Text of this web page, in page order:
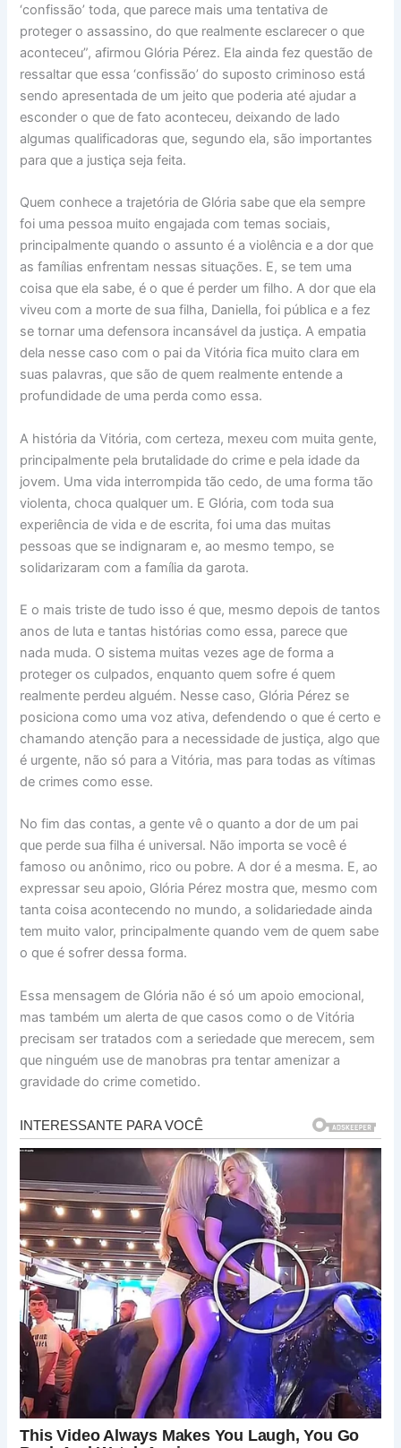
‘confissão’ toda, que parece mais uma tentativa de
proteger o assassino, do que realmente esclarecer o que
aconteceu”, afirmou Glória Pérez. Ela ainda fez questão de
ressaltar que essa ‘confissão’ do suposto criminoso está
sendo apresentada de um jeito que poderia até ajudar a
esconder o que de fato aconteceu, deixando de lado
algumas qualificadoras que, segundo ela, são importantes
para que a justiça seja feita.
Quem conhece a trajetória de Glória sabe que ela sempre
foi uma pessoa muito engajada com temas sociais,
principalmente quando o assunto é a violência e a dor que
as famílias enfrentam nessas situações. E, se tem uma
coisa que ela sabe, é o que é perder um filho. A dor que ela
viveu com a morte de sua filha, Daniella, foi pública e a fez
se tornar uma defensora incansável da justiça. A empatia
dela nesse caso com o pai da Vitória fica muito clara em
suas palavras, que são de quem realmente entende a
profundidade de uma perda como essa.
A história da Vitória, com certeza, mexeu com muita gente,
principalmente pela brutalidade do crime e pela idade da
jovem. Uma vida interrompida tão cedo, de uma forma tão
violenta, choca qualquer um. E Glória, com toda sua
experiência de vida e de escrita, foi uma das muitas
pessoas que se indignaram e, ao mesmo tempo, se
solidarizaram com a família da garota.
E o mais triste de tudo isso é que, mesmo depois de tantos
anos de luta e tantas histórias como essa, parece que
nada muda. O sistema muitas vezes age de forma a
proteger os culpados, enquanto quem sofre é quem
realmente perdeu alguém. Nesse caso, Glória Pérez se
posiciona como uma voz ativa, defendendo o que é certo e
chamando atenção para a necessidade de justiça, algo que
é urgente, não só para a Vitória, mas para todas as vítimas
de crimes como esse.
No fim das contas, a gente vê o quanto a dor de um pai
que perde sua filha é universal. Não importa se você é
famoso ou anônimo, rico ou pobre. A dor é a mesma. E, ao
expressar seu apoio, Glória Pérez mostra que, mesmo com
tanta coisa acontecendo no mundo, a solidariedade ainda
tem muito valor, principalmente quando vem de quem sabe
o que é sofrer dessa forma.
Essa mensagem de Glória não é só um apoio emocional,
mas também um alerta de que casos como o de Vitória
precisam ser tratados com a seriedade que merecem, sem
que ninguém use de manobras pra tentar amenizar a
gravidade do crime cometido.